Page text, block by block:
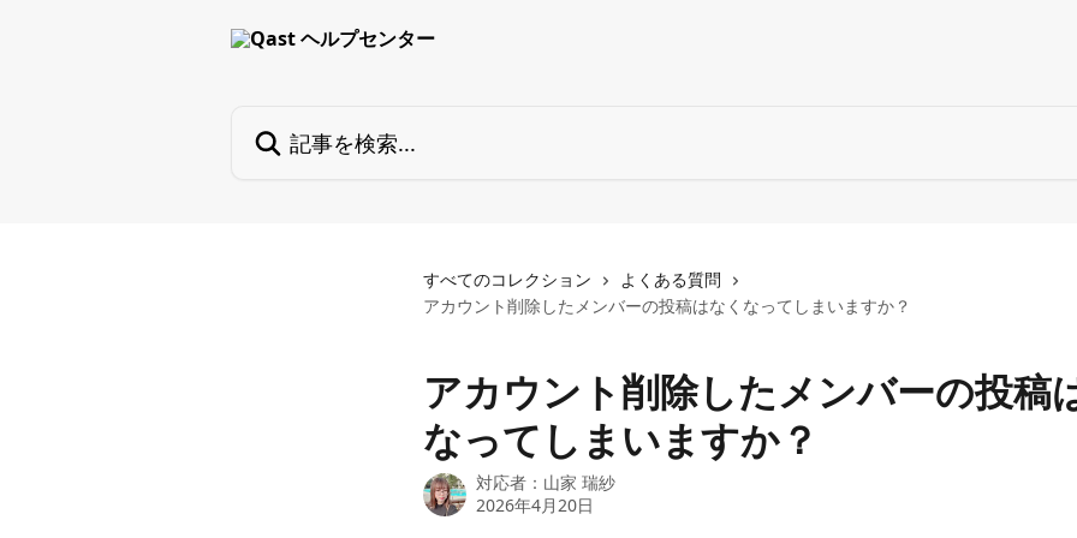
すべてのコレクション
よくある質問
アカウント削除したメンバーの投稿はなくなってしまいますか？
アカウント削除したメンバーの投稿
なってしまいますか？
対応者： 山家 瑞紗
2026年4月20日